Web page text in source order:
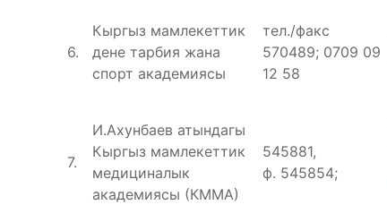
6.
Кыргыз мамлекеттик
дене тарбия жана
спорт академиясы
тел./факс
570489; 0709 09
12 58
7.
И.Ахунбаев атындагы
Кыргыз мамлекеттик
медициналык
академиясы (КММА)
545881,
ф. 545854;